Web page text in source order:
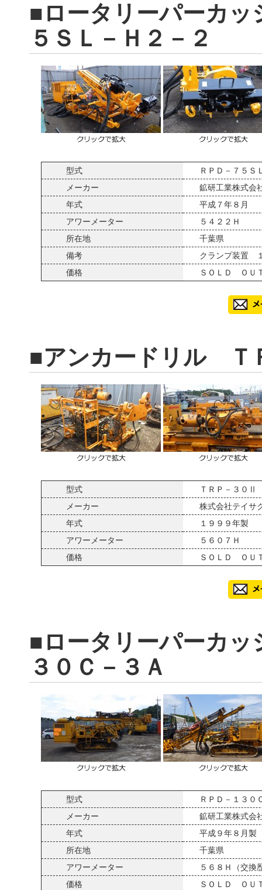
■ロータリーパーカ
５ＳＬ－Ｈ２－２
型式
ＲＰＤ－７５Ｓ
メーカー
鉱研工業株式会
年式
平成７年８月
アワーメーター
５４２２Ｈ
所在地
千葉県
備考
クランプ装置
価格
ＳＯＬＤ ＯＵ
■アンカードリル Ｔ
型式
ＴＲＰ－３０Ⅱ
メーカー
株式会社テイサ
年式
１９９９年製
アワーメーター
５６０７Ｈ
価格
ＳＯＬＤ ＯＵ
■ロータリーパーカ
３０Ｃ－３Ａ
型式
ＲＰＤ－１３０
メーカー
鉱研工業株式会
年式
平成９年８月製
所在地
千葉県
アワーメーター
５６８Ｈ（交換
価格
ＳＯＬＤ ＯＵ